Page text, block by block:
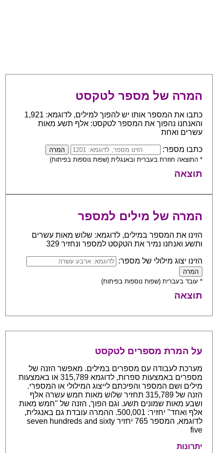
המרה של מספר לטקסט
כתבו את המספר אותו יש להפוך למילים, לדוגמא: 1,921
והאנחנו נהפוך את המספר לטקסט: אלף תשע מאות
עשרים ואחת
כתבו מספר:
* התוצאה חוזרת בעברית ובאנגלית (שפות נוספות בפיתוח)
תוצאה
המרה של מילים למספר
הזינו את המספר במילים, לדוגמא: שלוש מאות עשרים
ותשע ואנחנו נמיר את הטקסט למספר ונחזיר 329
הזינו יצוג מילולי של מספר:
* עובד בעברית (שפות נוספות בפיתוח)
תוצאה
על המרת מספרים לטקסט
מערכת לעבודה עם מספרים במילים. מאפשר הזנה של
מספרים באמצעות ספרות, לדוגמא 315,789 או באמצעות
מילים ושם המספר והפיכתם לייצוג המילולי או המספרי.
הזנה של 315,789 תחזיר שלוש מאות חמש עשרה אלף
ושבע מאות שמונים תשע. וגם הפוך, הזנה של "חמש מאות
אלף ואחד" יחזיר: 500,001. ההמרה עובדת גם באנגלית,
לדוגמא, המספר 765 יחזיר seven hundreds and sixty
five
יתרונות